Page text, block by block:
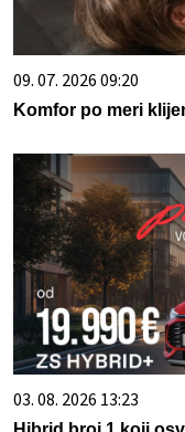
09. 07. 2026 09:20
Komfor po meri
03. 08. 2026 13:23